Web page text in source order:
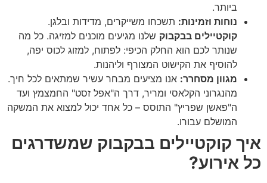
ביותר.
נוחות וזמינות: תשכחו משייקרים, מדידות ובלגן.
קוקטיילים בבקבוק שלנו מגיעים מוכנים למזיגה. כל מה
שנותר לכם הוא החלק הכיפי: לפתוח, למזוג לכוס יפה,
להוסיף את הקישוט המצורף וליהנות.
מגוון מסחרר: אנו מציעים מבחר עשיר שמתאים לכל חיך.
מהנגרוני הקלאסי ומריר, דרך ה"אפל זסט" החמצמץ ועד
ה"פאשן שפריץ" התוסס – כל אחד יכול למצוא את המשקה
המושלם עבורו.
איך קוקטיילים בבקבוק שמשדרגים
כל אירוע?